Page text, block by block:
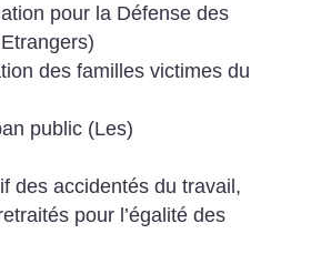
pour la Défense des
des familles victimes du
public (Les)
des accidentés du travail,
pour l’égalité des